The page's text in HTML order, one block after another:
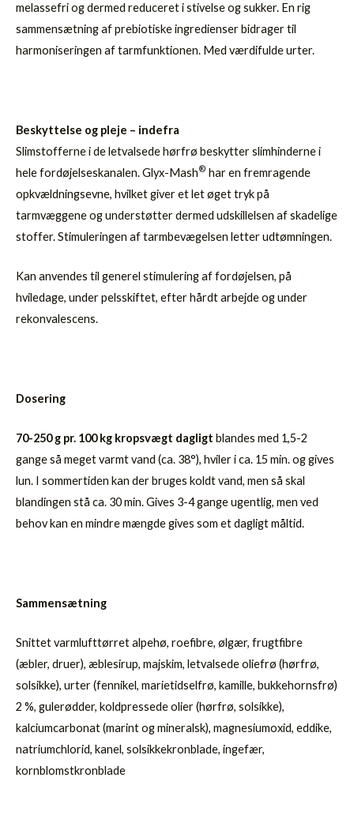
melassefri og dermed reduceret i stivelse og sukker. En rig
sammensætning af prebiotiske ingredienser bidrager til
harmoniseringen af tarmfunktionen. Med værdifulde urter.
Beskyttelse og pleje – indefra
Slimstofferne i de letvalsede hørfrø beskytter slimhinderne i
hele fordøjelseskanalen. Glyx-Mash® har en fremragende
opkvældningsevne, hvilket giver et let øget tryk på
tarmvæggene og understøtter dermed udskillelsen af skadelige
stoffer. Stimuleringen af tarmbevægelsen letter udtømningen.
Kan anvendes til generel stimulering af fordøjelsen, på
hviledage, under pelsskiftet, efter hårdt arbejde og under
rekonvalescens.
Dosering
70-250 g pr. 100 kg kropsvægt dagligt blandes med 1,5-2
gange så meget varmt vand (ca. 38°), hviler i ca. 15 min. og gives
lun. I sommertiden kan der bruges koldt vand, men så skal
blandingen stå ca. 30 min. Gives 3-4 gange ugentlig, men ved
behov kan en mindre mængde gives som et dagligt måltid.
Sammensætning
Snittet varmlufttørret alpehø, roefibre, ølgær, frugtfibre
(æbler, druer), æblesirup, majskim, letvalsede oliefrø (hørfrø,
solsikke), urter (fennikel, marietidselfrø, kamille, bukkehornsfrø)
2 %, gulerødder, koldpressede olier (hørfrø, solsikke),
kalciumcarbonat (marint og mineralsk), magnesiumoxid, eddike,
natriumchlorid, kanel, solsikkekronblade, ingefær,
kornblomstkronblade